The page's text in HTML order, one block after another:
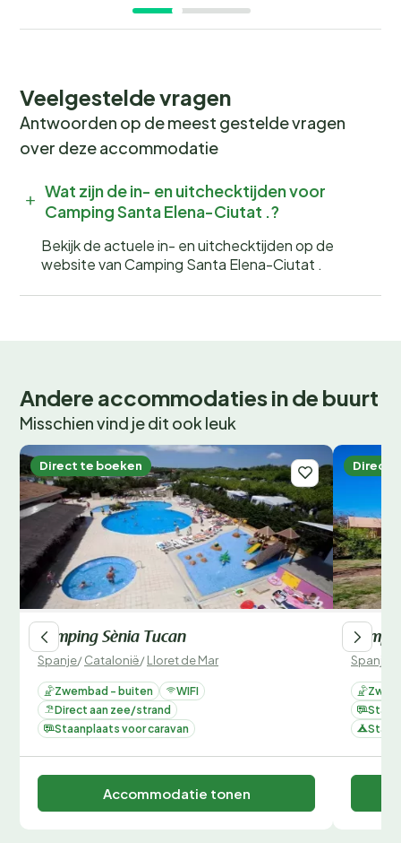
vogels en de geur van verse broodjes? Boek nu jouw
Veelgestelde vragen
Antwoorden op de meest gestelde vragen
over deze accommodatie
Wat zijn de in- en uitchecktijden voor
Camping Santa Elena-Ciutat .?
Bekijk de actuele in- en uitchecktijden op de
website van Camping Santa Elena-Ciutat .
Andere accommodaties in de buurt
Misschien vind je dit ook leuk
Direct te boeken
Camping Sènia Tucan
Spanje/Catalonië/Lloret de Mar
Zwembad - buiten
WIFI
Direct aan zee/strand
Staanplaats voor caravan
Accommodatie tonen
Direct
Spanje